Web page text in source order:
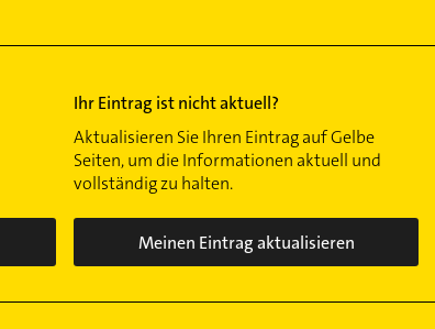
Ihr Eintrag ist nicht aktuell?
Aktualisieren Sie Ihren Eintrag auf Gelbe
Seiten, um die Informationen aktuell und
vollständig zu halten.
Meinen Eintrag aktualisieren